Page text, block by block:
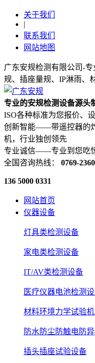
关于我们
|
联系我们
网站地图
广东安规检测有限公司-
规、插座量规、IP淋雨、
专业的安规检测设备源头
ISO各种标准为您报价、
创新智能——带遥控器的
机，行业独创领先
专业诚信——专业到您吃
全国咨询热线： 0769-
136 5000 0331
网站首页
仪器设备
灯具类检测设备
家电类检测设备
IT/AV类检测设备
医疗仪器电池检测
材料环境力学试验机
防水防尘防触电防
插头插座试验设备